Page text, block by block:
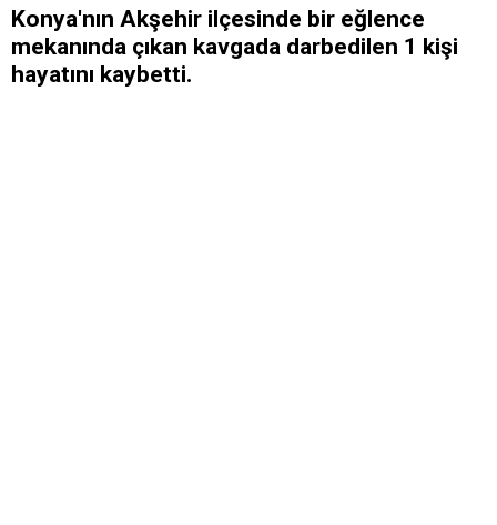
Konya'nın Akşehir ilçesinde bir eğlence
mekanında çıkan kavgada darbedilen 1 kişi
hayatını kaybetti.